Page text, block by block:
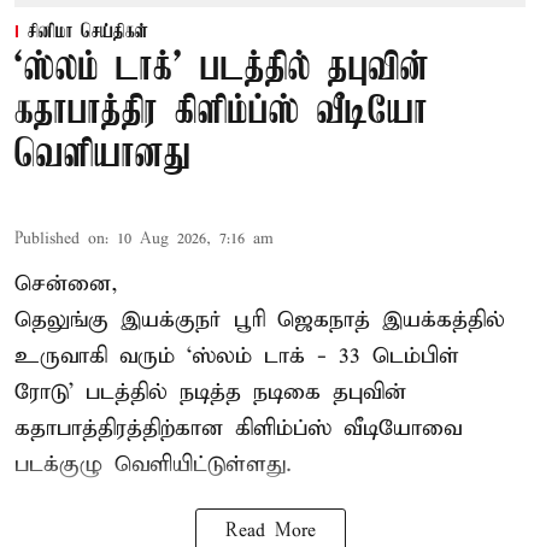
சினிமா செய்திகள்
‘ஸ்லம் டாக்’ படத்தில் தபுவின்
கதாபாத்திர கிளிம்ப்ஸ் வீடியோ
வெளியானது
Published on: 10 Aug 2026, 7:16 am
சென்னை,
தெலுங்கு இயக்குநர் பூரி ஜெகநாத் இயக்கத்தில்
உருவாகி வரும் ‘ஸ்லம் டாக் - 33 டெம்பிள்
ரோடு’ படத்தில் நடித்த நடிகை தபுவின்
கதாபாத்திரத்திற்கான கிளிம்ப்ஸ் வீடியோவை
படக்குழு வெளியிட்டுள்ளது.
Read More